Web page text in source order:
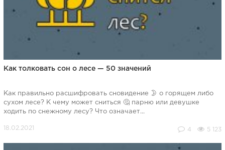
Как толковать сон о лесе — 50 значений
Как правильно расшифровать сновидение 🌛 о горящем либо
сухом лесе? К чему может сниться 🤔 парню или девушке
ходить по снежному лесу? Что означает...
4 5 123